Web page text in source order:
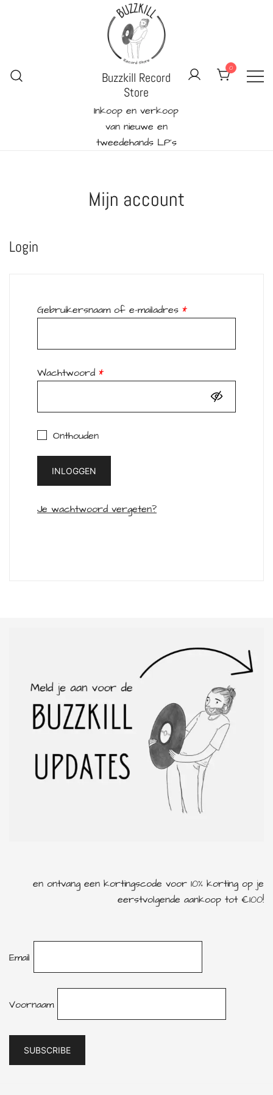
Buzzkill Record
Store
Inkoop en verkoop
van nieuwe en
tweedehands LP's
0
Mijn account
Login
Gebruikersnaam of e-mailadres *Vereist
Wachtwoord *Vereist
Onthouden
INLOGGEN
Je wachtwoord vergeten?
en ontvang een kortingscode voor 10% korting op je
eerstvolgende aankoop tot €100!
Email
Voornaam